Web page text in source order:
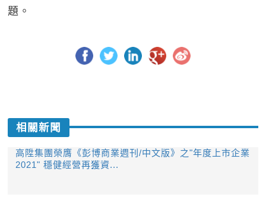
題。
相關新聞
高陞集團榮膺《彭博商業週刊/中文版》之"年度上市企業
2021" 穩健經營再獲資...